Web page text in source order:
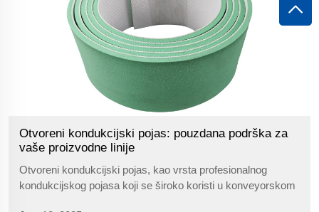
Otvoreni kondukcijski pojas: pouzdana podrška za
vaše proizvodne linije
Otvoreni kondukcijski pojas, kao vrsta profesionalnog
kondukcijskog pojasa koji se široko koristi u konveyorskom